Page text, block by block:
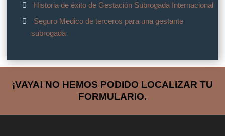
Historia de éxito de Gestación Subrogada Internacional
Seguro Medico de terceros para una gestante
subrogada
¡VAYA! NO HEMOS PODIDO LOCALIZAR TU
FORMULARIO.